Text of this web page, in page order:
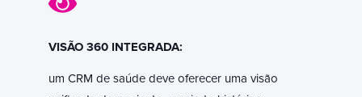
VISÃO 360 INTEGRADA:
um CRM de saúde deve oferecer uma visão